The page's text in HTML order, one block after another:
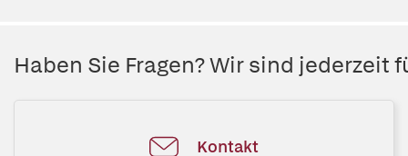
Haben Sie Fragen? Wir sind jederzeit
Kontakt